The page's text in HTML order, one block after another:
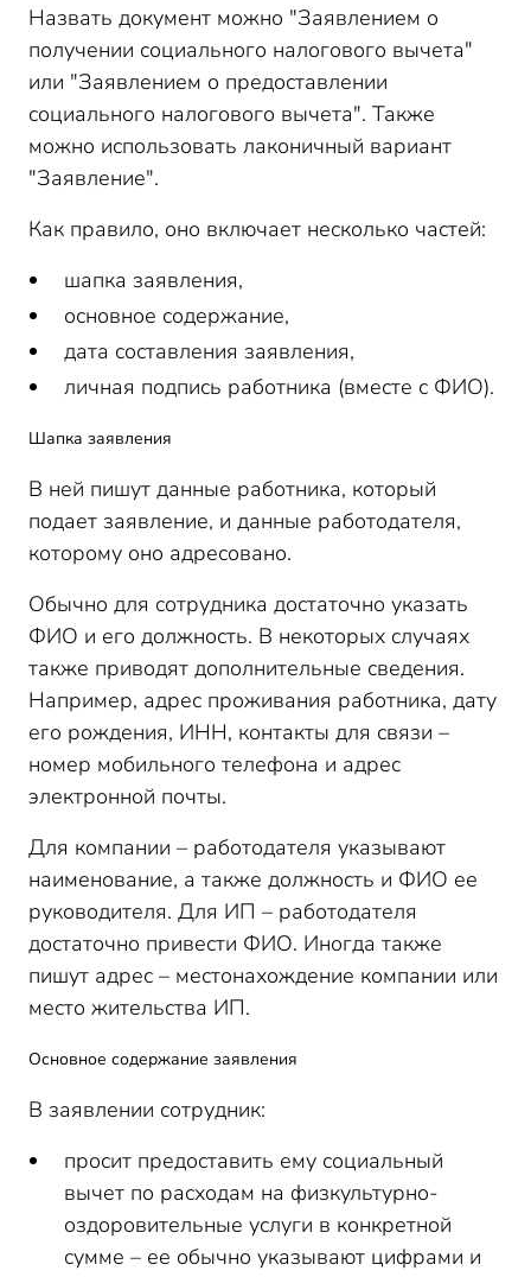
Назвать документ можно "Заявлением о
получении социального налогового вычета"
или "Заявлением о предоставлении
социального налогового вычета". Также
можно использовать лаконичный вариант
"Заявление".
Как правило, оно включает несколько частей:
шапка заявления,
основное содержание,
дата составления заявления,
личная подпись работника (вместе с ФИО).
Шапка заявления
В ней пишут данные работника, который
подает заявление, и данные работодателя,
которому оно адресовано.
Обычно для сотрудника достаточно указать
ФИО и его должность. В некоторых случаях
также приводят дополнительные сведения.
Например, адрес проживания работника, дату
его рождения, ИНН, контакты для связи –
номер мобильного телефона и адрес
электронной почты.
Для компании – работодателя указывают
наименование, а также должность и ФИО ее
руководителя. Для ИП – работодателя
достаточно привести ФИО. Иногда также
пишут адрес – местонахождение компании или
место жительства ИП.
Основное содержание заявления
В заявлении сотрудник:
просит предоставить ему социальный
вычет по расходам на физкультурно-
оздоровительные услуги в конкретной
сумме – ее обычно указывают цифрами и